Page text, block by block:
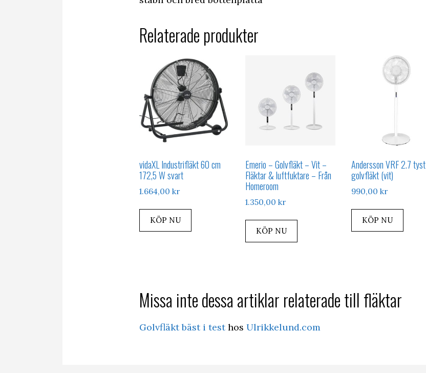
Relaterade produkter
vidaXL Industrifläkt 60 cm
172,5 W svart
1.664,00 kr
KÖP NU
Emerio – Golvfläkt – Vit –
Fläktar & luftfuktare – Från
Homeroom
1.350,00 kr
KÖP NU
Andersson VRF 2.7 tyst
golvfläkt (vit)
990,00 kr
KÖP NU
Missa inte dessa artiklar relaterade till fläktar
Golvfläkt bäst i testhos Ulrikkelund.com